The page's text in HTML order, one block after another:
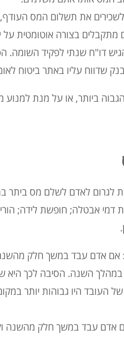
לשכירים את תשלום המס
בצורה אוטומטית
שדווח עליו באתר ביטוח
ביותר, או על מנת
לגרום לאדם לשלם מס ביתר
אבטלה; חופשת לידה; הורים
אדם עבד במשך חלק
השנה. הסיבה לכך היא
העובד היו גבוהות יותר
אדם עבד במשך חלק מהשנה